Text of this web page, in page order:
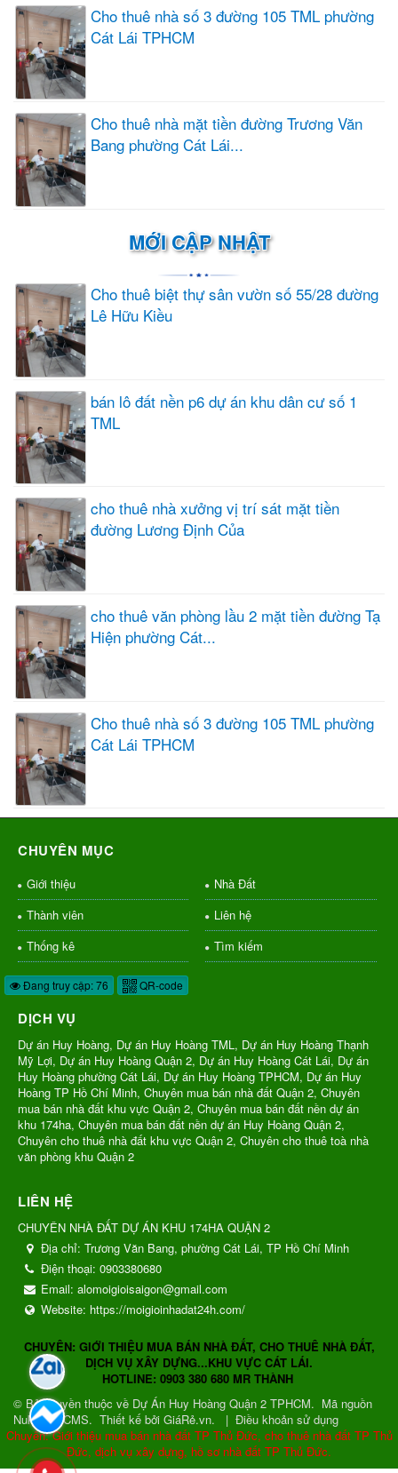
Cho thuê nhà số 3 đường 105 TML phường
Cát Lái TPHCM
Cho thuê nhà mặt tiền đường Trương Văn
Bang phường Cát Lái...
MỚI CẬP NHẬT
Cho thuê biệt thự sân vườn số 55/28 đường
Lê Hữu Kiều
bán lô đất nền p6 dự án khu dân cư số 1
TML
cho thuê nhà xưởng vị trí sát mặt tiền
đường Lương Định Của
cho thuê văn phòng lầu 2 mặt tiền đường Tạ
Hiện phường Cát...
Cho thuê nhà số 3 đường 105 TML phường
Cát Lái TPHCM
CHUYÊN MỤC
Giới thiệu
Nhà Đất
Thành viên
Liên hệ
Thống kê
Tìm kiếm
Đang truy cập: 76 QR-code
DỊCH VỤ
Dự án Huy Hoàng, Dự án Huy Hoàng TML, Dự án Huy Hoàng Thạnh
Mỹ Lợi, Dự án Huy Hoàng Quận 2, Dự án Huy Hoàng Cát Lái, Dự án
Huy Hoàng phường Cát Lái, Dự án Huy Hoàng TPHCM, Dự án Huy
Hoàng TP Hồ Chí Minh, Chuyên mua bán nhà đất Quận 2, Chuyên
mua bán nhà đất khu vực Quận 2, Chuyên mua bán đất nền dự án
khu 174ha, Chuyên mua bán đất nền dự án Huy Hoàng Quận 2,
Chuyên cho thuê nhà đất khu vực Quận 2, Chuyên cho thuê toà nhà
văn phòng khu Quận 2
LIÊN HỆ
CHUYÊN NHÀ ĐẤT DỰ ÁN KHU 174HA QUẬN 2
Địa chỉ: Trương Văn Bang, phường Cát Lái, TP Hồ Chí Minh
Điện thoại: 0903380680
Email: alomoigioisaigon@gmail.com
Website: https://moigioinhadat24h.com/
CHUYÊN: GIỚI THIỆU MUA BÁN NHÀ ĐẤT, CHO THUÊ NHÀ ĐẤT,
DỊCH VỤ XÂY DỰNG...KHU VỰC CÁT LÁI.
HOTLINE: 0903 380 680 MR THÀNH
© Bản quyền thuộc về Dự Án Huy Hoàng Quận 2 TPHCM. Mã nguồn
NukeViet CMS. Thiết kế bởi GiáRẻ.vn. | Điều khoản sử dụng
Chuyên: Giới thiệu mua bán nhà đất TP Thủ Đức, cho thuê nhà đất TP Thủ
Đức, dịch vụ xây dựng, hồ sơ nhà đất TP Thủ Đức.